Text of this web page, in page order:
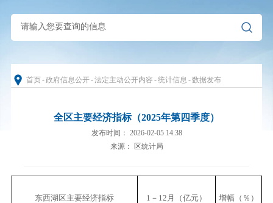
首页-政府信息公开-法定主动公开内容 -统计信息 -数据发布
全区主要经济指标（2025年第四季度）
发布时间： 2026-02-05 14:38
来源： 区统计局
东西湖区主要经济指标 1－12月（亿元） 增幅（％）